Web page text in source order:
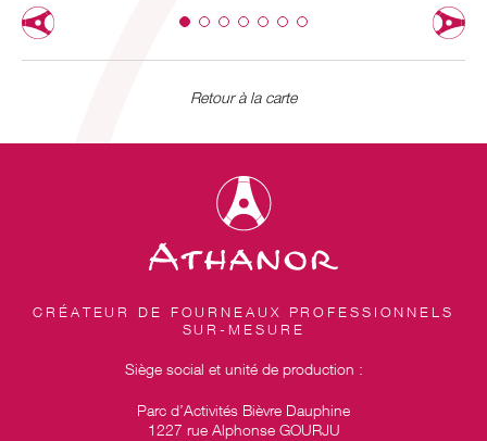
Retour à la carte
CRÉATEUR DE FOURNEAUX PROFESSIONNELS
SUR-MESURE
Siège social et unité de production :
Parc d’Activités Bièvre Dauphine
1227 rue Alphonse GOURJU